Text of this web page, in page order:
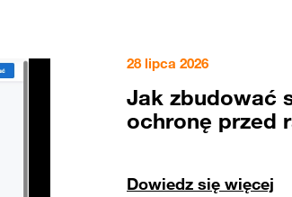
28 lipca 2026
Jak zbudować
ochronę przed
Dowiedz się więcej